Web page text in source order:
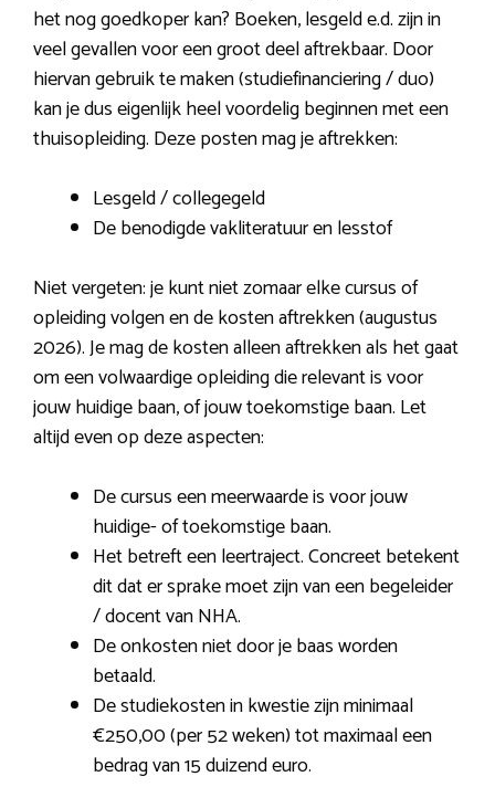
het nog goedkoper kan? Boeken, lesgeld e.d. zijn in
veel gevallen voor een groot deel aftrekbaar. Door
hiervan gebruik te maken (studiefinanciering / duo)
kan je dus eigenlijk heel voordelig beginnen met een
thuisopleiding. Deze posten mag je aftrekken:
Lesgeld / collegegeld
De benodigde vakliteratuur en lesstof
Niet vergeten: je kunt niet zomaar elke cursus of
opleiding volgen en de kosten aftrekken (augustus
2026). Je mag de kosten alleen aftrekken als het gaat
om een volwaardige opleiding die relevant is voor
jouw huidige baan, of jouw toekomstige baan. Let
altijd even op deze aspecten:
De cursus een meerwaarde is voor jouw
huidige- of toekomstige baan.
Het betreft een leertraject. Concreet betekent
dit dat er sprake moet zijn van een begeleider
/ docent van NHA.
De onkosten niet door je baas worden
betaald.
De studiekosten in kwestie zijn minimaal
€250,00 (per 52 weken) tot maximaal een
bedrag van 15 duizend euro.